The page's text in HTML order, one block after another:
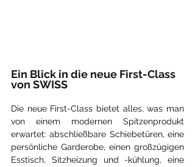
Ein Blick in die neue First-Class
von SWISS
Die neue First-Class bietet alles, was man
von einem modernen Spitzenprodukt
erwartet: abschließbare Schiebetüren, eine
persönliche Garderobe, einen großzügigen
Esstisch, Sitzheizung und -kühlung, eine